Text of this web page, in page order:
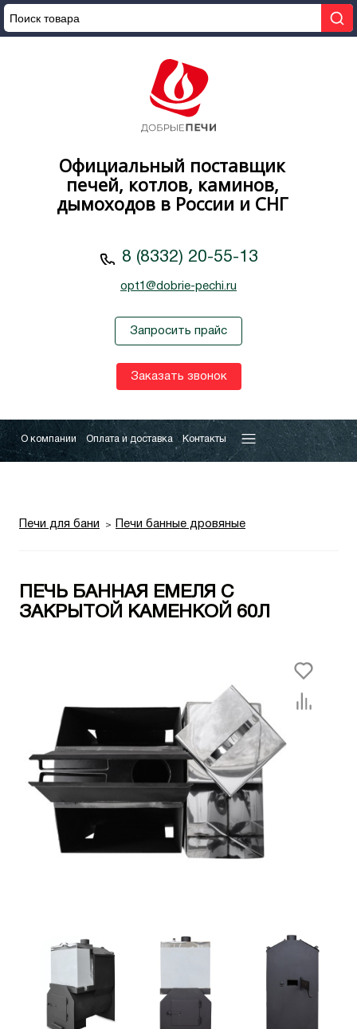
Официальный поставщик
печей, котлов, каминов,
дымоходов в России и СНГ
8 (8332) 20-55-13
opt1@dobrie-pechi.ru
Запросить прайс
Заказать звонок
О компании Оплата и доставка Контакты
Печи для бани Печи банные дровяные
ПЕЧЬ БАННАЯ ЕМЕЛЯ С
ЗАКРЫТОЙ КАМЕНКОЙ 60Л